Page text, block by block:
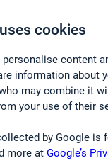
cookies
content
information about
may combine it
your use of their
by Google is
more at Google’s